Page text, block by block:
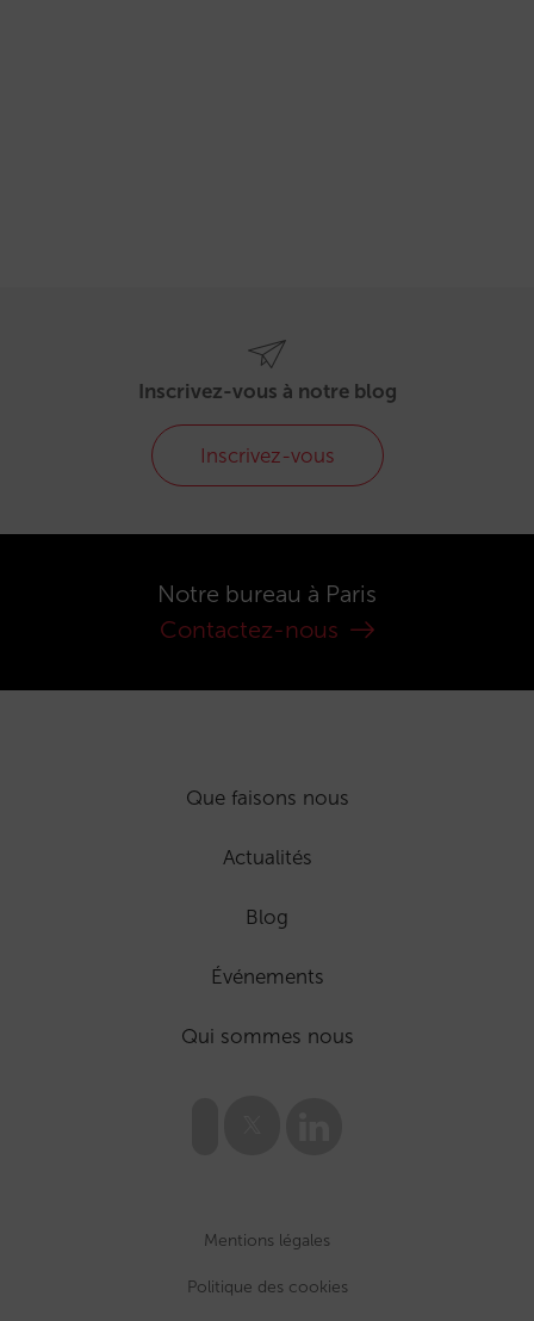
Inscrivez-vous à notre blog
Inscrivez-vous
Notre bureau à Paris
Contactez-nous
Que faisons nous
Actualités
Blog
Événements
Qui sommes nous
Mentions légales
Politique des cookies